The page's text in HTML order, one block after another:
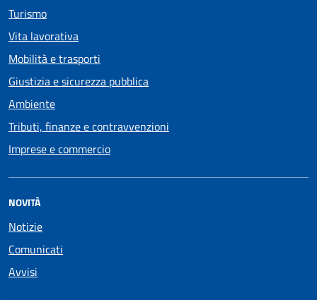
Turismo
Vita lavorativa
Mobilità e trasporti
Giustizia e sicurezza pubblica
Ambiente
Tributi, finanze e contravvenzioni
Imprese e commercio
NOVITÀ
Notizie
Comunicati
Avvisi